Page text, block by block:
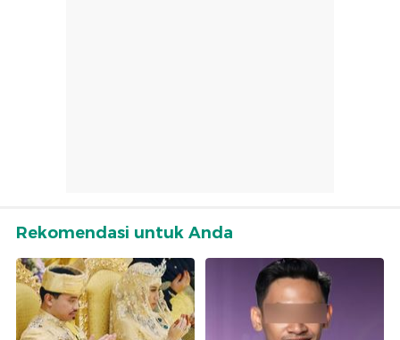
Rekomendasi untuk Anda